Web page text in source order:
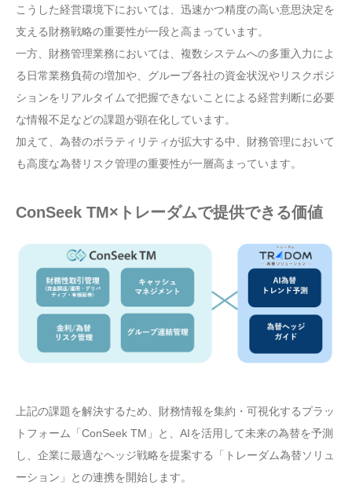
こうした経営環境下においては、迅速かつ精度の高い意思決定を
支える財務戦略の重要性が一段と高まっています。
一方、財務管理業務においては、複数システムへの多重入力によ
る日常業務負荷の増加や、グループ各社の資金状況やリスクポジ
ションをリアルタイムで把握できないことによる経営判断に必要
な情報不足などの課題が顕在化しています。
加えて、為替のボラティリティが拡大する中、財務管理において
も高度な為替リスク管理の重要性が一層高まっています。
ConSeek TM×トレーダムで提供できる価値
上記の課題を解決するため、財務情報を集約・可視化するプラッ
トフォーム「ConSeek TM」と、AIを活用して未来の為替を予測
し、企業に最適なヘッジ戦略を提案する「トレーダム為替ソリュ
ーション」との連携を開始します。